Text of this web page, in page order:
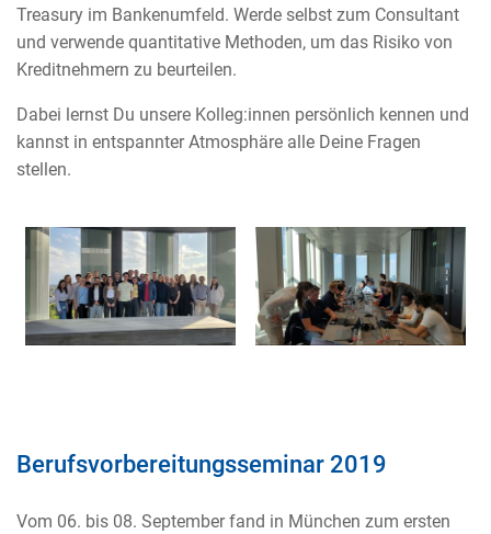
Treasury im Bankenumfeld. Werde selbst zum Consultant
und verwende quantitative Methoden, um das Risiko von
Kreditnehmern zu beurteilen.
Dabei lernst Du unsere Kolleg:innen persönlich kennen und
kannst in entspannter Atmosphäre alle Deine Fragen
stellen.
Berufsvorbereitungsseminar 2019
Vom 06. bis 08. September fand in München zum ersten